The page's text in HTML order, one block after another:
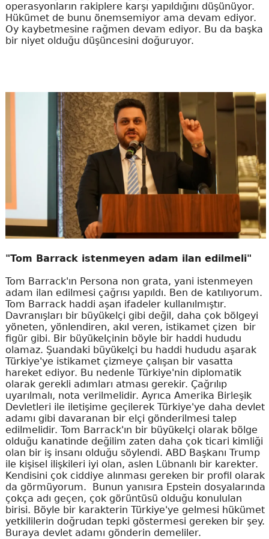
operasyonların rakiplere karşı yapıldığını düşünüyor.
Hükümet de bunu önemsemiyor ama devam ediyor.
Oy kaybetmesine rağmen devam ediyor. Bu da başka
bir niyet olduğu düşüncesini doğuruyor.
"Tom Barrack istenmeyen adam ilan edilmeli"
Tom Barrack'ın Persona non grata, yani istenmeyen
adam ilan edilmesi çağrısı yapıldı. Ben de katılıyorum.
Tom Barrack haddi aşan ifadeler kullanılmıştır.
Davranışları bir büyükelçi gibi değil, daha çok bölgeyi
yöneten, yönlendiren, akıl veren, istikamet çizen bir
figür gibi. Bir büyükelçinin böyle bir haddi hududu
olamaz. Şuandaki büyükelçi bu haddi hududu aşarak
Türkiye'ye istikamet çizmeye çalışan bir vasatta
hareket ediyor. Bu nedenle Türkiye'nin diplomatik
olarak gerekli adımları atması gerekir. Çağrılıp
uyarılmalı, nota verilmelidir. Ayrıca Amerika Birleşik
Devletleri ile iletişime geçilerek Türkiye'ye daha devlet
adamı gibi davaranan bir elçi gönderilmesi talep
edilmelidir. Tom Barrack'ın bir büyükelçi olarak bölge
olduğu kanatinde değilim zaten daha çok ticari kimliği
olan bir iş insanı olduğu söylendi. ABD Başkanı Trump
ile kişisel ilişkileri iyi olan, aslen Lübnanlı bir karekter.
Kendisini çok ciddiye alınması gereken bir profil olarak
da görmüyorum. Bunun yanısıra Epstein dosyalarında
çokça adı geçen, çok görüntüsü olduğu konululan
birisi. Böyle bir karakterin Türkiye'ye gelmesi hükümet
yetkililerin doğrudan tepki göstermesi gereken bir şey.
Buraya devlet adamı gönderin demeliler.